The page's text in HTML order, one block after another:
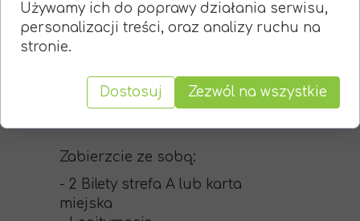
Godziny zbiórki: 08:55 -14:20
Startu i zakończenie: Białe
Ogrody
Miejsce zbiórki: Obrzeża
Rzeszowa
Zabierzcie ze sobą:
- 2 Bilety strefa A lub karta
miejska
Używamy ich do poprawy działania serwisu,
personalizacji treści, oraz analizy ruchu na
stronie.
Dostosuj Zezwól na wszystkie